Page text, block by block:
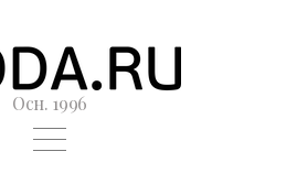
Осн. 1996